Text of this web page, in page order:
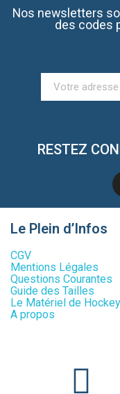
Nos newsletters
des codes
RESTEZ
Le Plein d’Infos
CGV
Mentions Légales
Questions Courantes
Guide des Tailles
Le Matériel de Hockey
A propos